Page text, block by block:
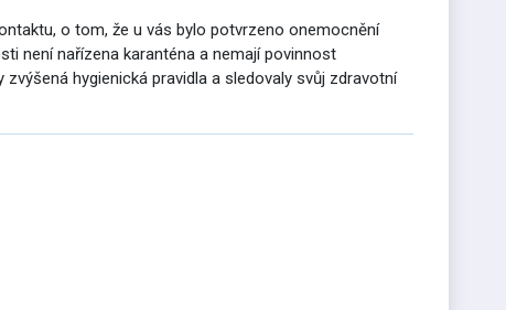
o tom, že u vás bylo potvrzeno onemocnění
není nařízena karanténa a nemají povinnost
hygienická pravidla a sledovaly svůj zdravotní